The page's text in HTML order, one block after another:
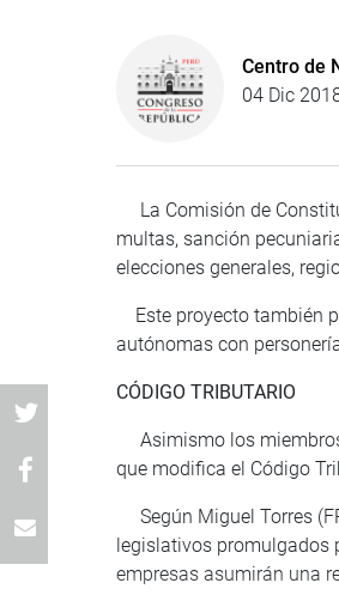
Centro de
04 Dic
La Comisión de
multas, sanción
elecciones generales,
Este proyecto también
autónomas con
CÓDIGO TRIBUTARIO
Asimismo los
que modifica el Código
Según Miguel Torres
legislativos promulgados
empresas asumirán una